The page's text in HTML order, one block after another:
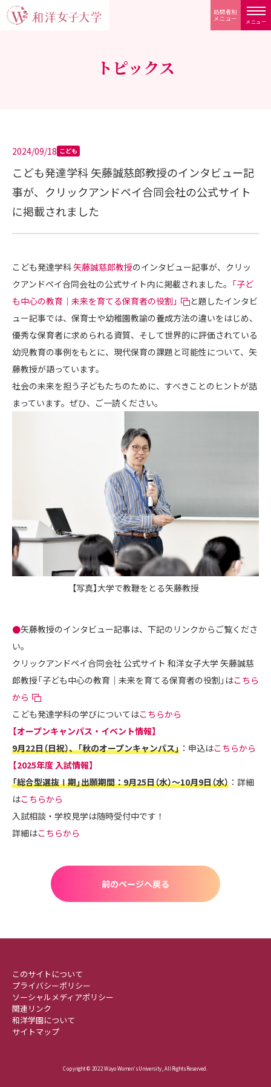
メニュー
訪問者別
メニュー
トピックス
2024/09/18 こども
こども発達学科 矢藤誠慈郎教授のインタビュー記
事が、クリックアンドペイ合同会社の公式サイト
に掲載されました
こども発達学科矢藤誠慈郎教授のインタビュー記事が、クリッ
クアンドペイ合同会社の公式サイト内に掲載されました。 「子ど
も中心の教育｜未来を育てる保育者の役割」
と題したインタビ
ュー記事では、保育士や幼稚園教諭の養成方法の違いをはじめ、
優秀な保育者に求められる資質、そして世界的に評価されている
幼児教育の事例をもとに、現代保育の課題と可能性について、矢
藤教授が語っています。
社会の未来を担う子どもたちのために、すべきことのヒントが詰
まっています。ぜひ、ご一読ください。
【写真】大学で教鞭をとる矢藤教授
●矢藤教授のインタビュー記事は、下記のリンクからご覧くださ
い。
クリックアンドペイ合同会社 公式サイト 和洋女子大学 矢藤誠慈
郎教授「子ども中心の教育｜未来を育てる保育者の役割」はこちら
から
こども発達学科の学びについてはこちらから
【オープンキャンパス・イベント情報】
9月22日（日祝）、「秋のオープンキャンパス」 ：申込はこちらから
【2025年度 入試情報】
「総合型選抜Ⅰ期」出願期間：9月25日（水）～10月9日（水） ：詳細
はこちらから
入試相談・学校見学は随時受付中です！
詳細はこちらから
前のページへ戻る
このサイトについて
プライバシーポリシー
ソーシャルメディアポリシー
関連リンク
和洋学園について
サイトマップ
Copyright © 2022 Wayo Women's University , All Rights Reserved.